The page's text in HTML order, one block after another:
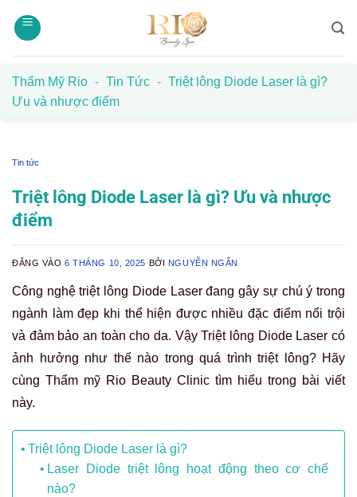
qua
Thẩm Mỹ Rio - Tin Tức - Triệt lông Diode Laser là gì?
Ưu và nhược điểm
Tin tức
Triệt lông Diode Laser là gì? Ưu và nhược
điểm
ĐĂNG VÀO6 THÁNG 10, 2025 BỞI NGUYỄN NGÂN
Công nghệ triệt lông Diode Laser đang gây sự chú ý trong
ngành làm đẹp khi thể hiện được nhiều đặc điểm nổi trội
và đảm bảo an toàn cho da. Vậy Triệt lông Diode Laser có
ảnh hưởng như thế nào trong quá trình triệt lông? Hãy
cùng Thẩm mỹ Rio Beauty Clinic tìm hiểu trong bài viết
này.
Triệt lông Diode Laser là gì?
Laser Diode triệt lông hoạt động theo cơ chế
nào?